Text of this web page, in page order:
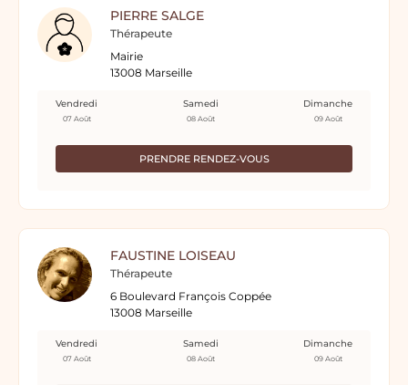
PIERRE SALGE
Thérapeute
Mairie
13008 Marseille
PRENDRE RENDEZ-VOUS
Vendredi
07 Août
Samedi
08 Août
Dimanche
09 Août
FAUSTINE LOISEAU
Thérapeute
6 Boulevard François Coppée
13008 Marseille
Vendredi
07 Août
Samedi
08 Août
Dimanche
09 Août